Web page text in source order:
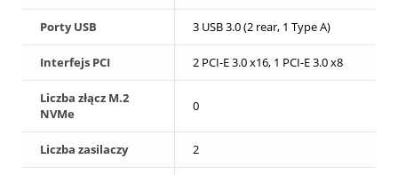
Porty USB 3 USB 3.0 (2 rear, 1 Type A)
Interfejs PCI 2 PCI-E 3.0 x16, 1 PCI-E 3.0 x8
Liczba złącz M.2
NVMe
0
Liczba zasilaczy 2